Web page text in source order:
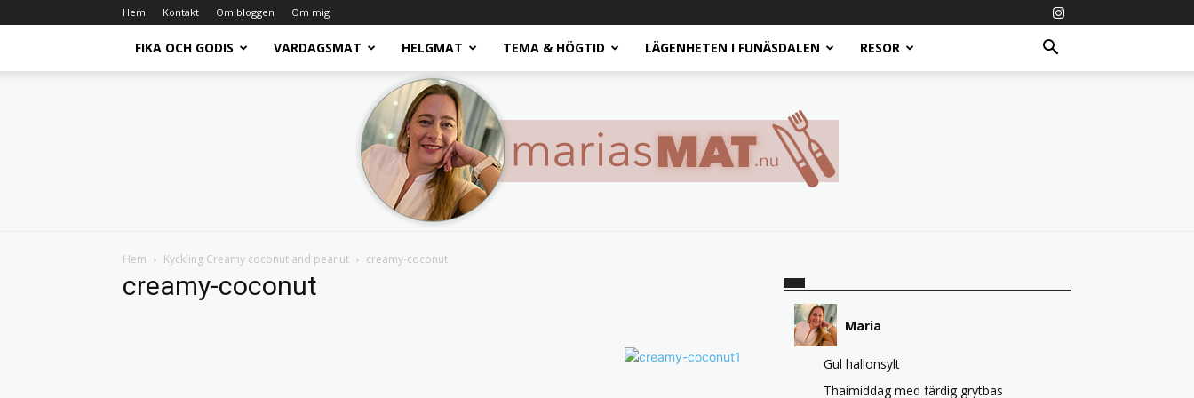
Hem Kontakt Om bloggen Om mig
FIKA OCH GODIS VARDAGSMAT HELGMAT TEMA & HÖGTID LÄGENHETEN I FUNÄSDALEN RESOR
Hem Kyckling Creamy coconut and peanut creamy-coconut
creamy-coconut
Maria
Gul hallonsylt
Thaimiddag med färdig grytbas